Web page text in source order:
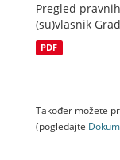
Pregled
(su)vlasnik
PDF
Također možete
(pogledajte